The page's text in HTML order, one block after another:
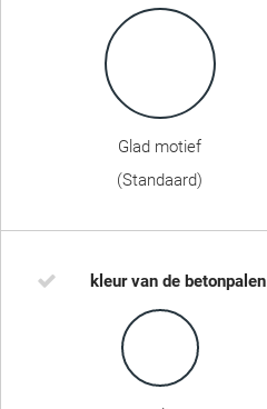
Glad motief
(Standaard)
kleur van de betonpalen